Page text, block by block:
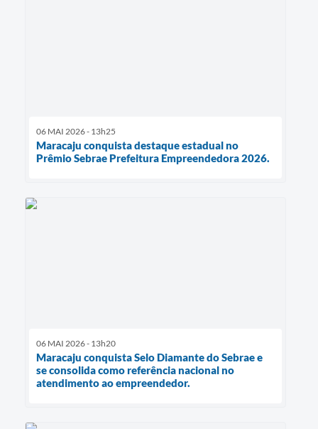
06 MAI 2026 - 13h25
Maracaju conquista destaque estadual no
Prêmio Sebrae Prefeitura Empreendedora 2026.
06 MAI 2026 - 13h20
Maracaju conquista Selo Diamante do Sebrae e
se consolida como referência nacional no
atendimento ao empreendedor.